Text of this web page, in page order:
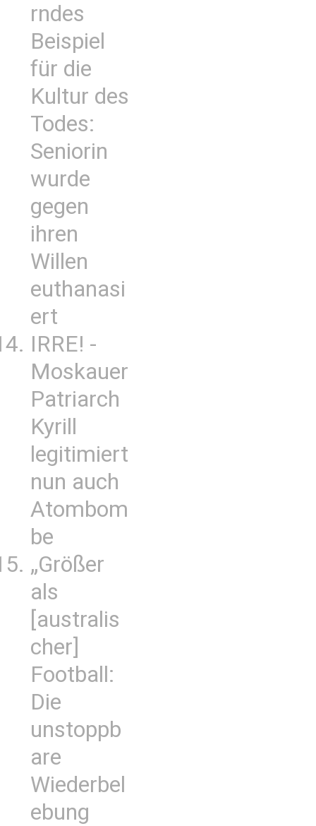
rndes
Beispiel
für die
Kultur des
Todes:
Seniorin
wurde
gegen
ihren
Willen
euthanasi
ert
IRRE! -
Moskauer
Patriarch
Kyrill
legitimiert
nun auch
Atombom
be
„Größer
als
[australis
cher]
Football:
Die
unstoppb
are
Wiederbel
ebung